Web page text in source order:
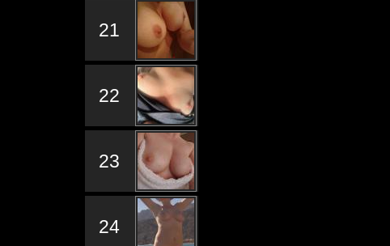
21
22
23
24